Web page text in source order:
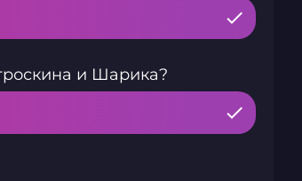
и Шарика?